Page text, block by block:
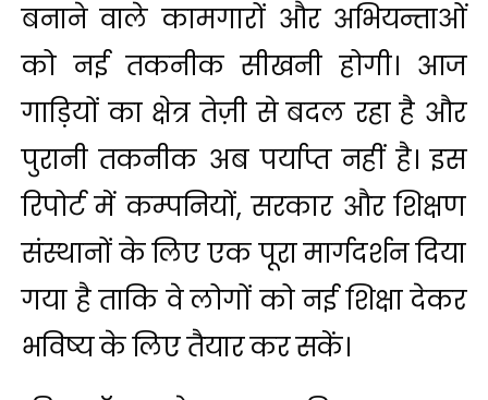
बनाने वाले कामगारों और अभियन्ताओं
को नई तकनीक सीखनी होगी। आज
गाड़ियों का क्षेत्र तेज़ी से बदल रहा है और
पुरानी तकनीक अब पर्याप्त नहीं है। इस
रिपोर्ट में कम्पनियों, सरकार और शिक्षण
संस्थानों के लिए एक पूरा मार्गदर्शन दिया
गया है ताकि वे लोगों को नई शिक्षा देकर
भविष्य के लिए तैयार कर सकें।